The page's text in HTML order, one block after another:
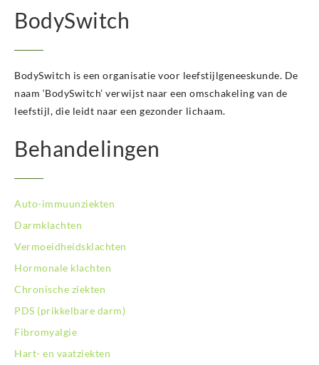
BodySwitch Hoofddorp
BodySwitch Hoorn
BodySwitch Kampen
BodySwitch Kerkrade
BodySwitch Krimpenerwaard
BodySwitch Leeuwarden
BodySwitch Leiden
BodySwitch Lelystad
BodySwitch Maastricht
BodySwitch Nijmegen
BodySwitch Oss
BodySwitch Purmerend
BodySwitch Rotterdam-Centrum
BodySwitch Rotterdam-Kralingen
BodySwitch Rotterdam-Oost
BodySwitch Schiedam
BodySwitch Tiel
BodySwitch
BodySwitch is een organisatie voor leefstijlgeneeskunde. De
naam ‘BodySwitch’ verwijst naar een omschakeling van de
leefstijl, die leidt naar een gezonder lichaam.
Behandelingen
Auto-immuunziekten
Darmklachten
Vermoeidheidsklachten
Hormonale klachten
Chronische ziekten
PDS (prikkelbare darm)
Fibromyalgie
Hart- en vaatziekten